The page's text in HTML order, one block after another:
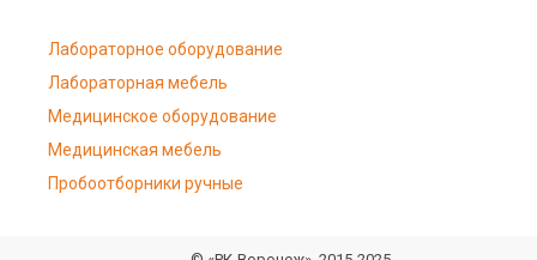
Лабораторное оборудование
Лабораторная мебель
Медицинское оборудование
Медицинская мебель
Пробоотборники ручные